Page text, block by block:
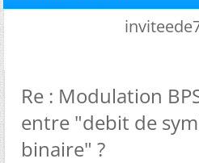
Re : Modulation
entre "debit de
binaire" ?